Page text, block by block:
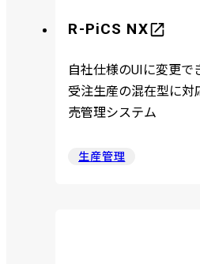
R-PiCS NX
自社仕様のUIに変更
受注生産の混在型に対
売管理システム
生産管理